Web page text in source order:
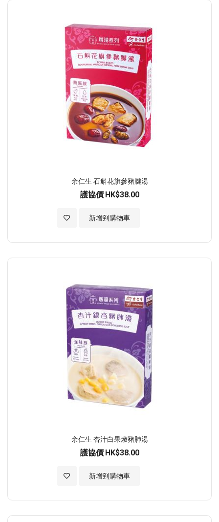
余仁生 石斛花旗參豬腱湯
護協價 HK$38.00
新增到購物車
加入至願望清單
余仁生 杏汁白果燉豬肺湯
護協價 HK$38.00
新增到購物車
加入至願望清單